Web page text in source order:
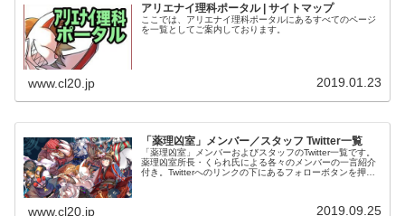
アリエナイ理科ポータル | サイトマップ
ここでは、アリエナイ理科ポータルにあるすべてのページ
を一覧としてご案内しております。
www.cl20.jp 2019.01.23
「薬理凶室」メンバー／スタッフ Twitter一覧
「薬理凶室」メンバーおよびスタッフのTwitter一覧です。
薬理凶室所長・くられ氏による各々のメンバーの一言紹介
付き。Twitterへのリンクの下にあるフォローボタンを押す
www.cl20.jp 2019.09.25